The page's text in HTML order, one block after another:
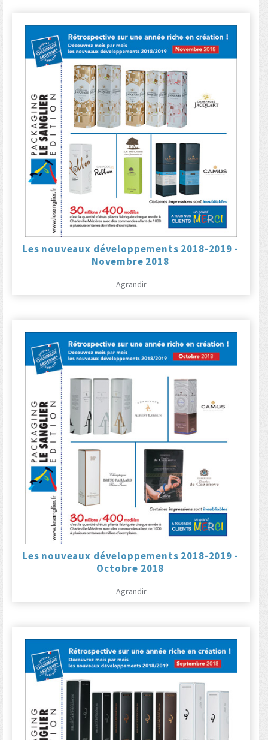
Les nouveaux développements 2018-2019 -
Novembre 2018
Agrandir
Les nouveaux développements 2018-2019 -
Octobre 2018
Agrandir